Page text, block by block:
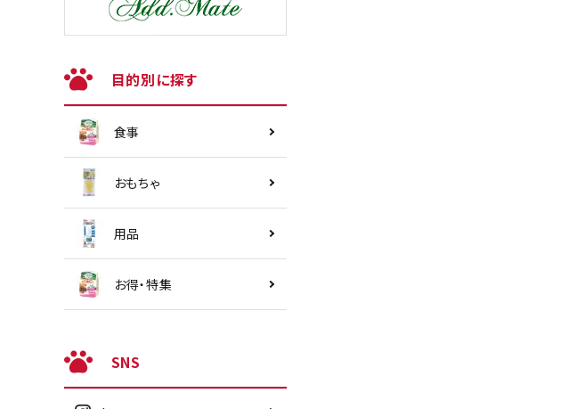
目的別に探す
食事
おもちゃ
用品
お得・特集
SNS